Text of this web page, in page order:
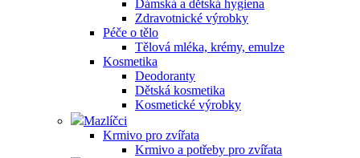
Dámská a dětská hygiena
Zdravotnické výrobky
Péče o tělo
Tělová mléka, krémy, emulze
Kosmetika
Deodoranty
Dětská kosmetika
Kosmetické výrobky
Mazlíčci
Krmivo pro zvířata
Krmivo a potřeby pro zvířata